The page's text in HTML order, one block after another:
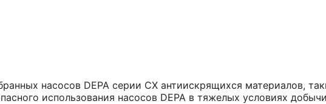
насосов DEPA серии СХ антиискрящихся материалов,
использования насосов DEPA в тяжелых условиях